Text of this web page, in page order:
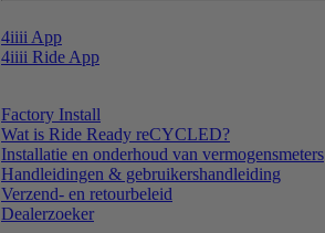
4iiii App
4iiii Ride App
Factory Install
Wat is Ride Ready reCYCLED?
Installatie en onderhoud van vermogensmeters
Handleidingen & gebruikershandleiding
Verzend- en retourbeleid
Dealerzoeker